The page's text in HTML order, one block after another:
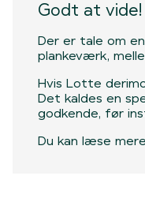
Godt at vide!
Der er tale om
plankeværk,
Hvis Lotte
Det kaldes en
godkende, før
Du kan læse